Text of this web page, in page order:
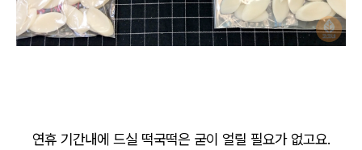
연휴 기간내에 드실 떡국떡은 굳이 얼릴 필요가 없고요.